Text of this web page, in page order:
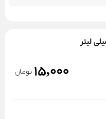
15,000 تومان